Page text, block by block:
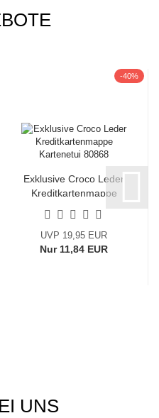
-40%
Exklusive Croco Leder
Kreditkartenmappe
UVP 19,95 EUR
Nur 11,84 EUR
UNS